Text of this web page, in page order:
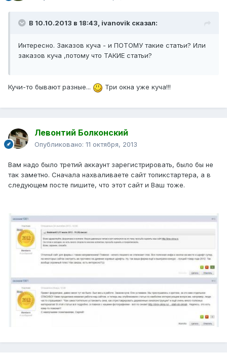
В 10.10.2013 в 18:43, ivanovik сказал:
Интересно. Заказов куча - и ПОТОМУ такие статьи? Или
заказов куча ,потому что ТАКИЕ статьи?
Кучи-то бывают разные... Три окна уже куча!!!
Левонтий Болконский
Опубликовано: 11 октября, 2013
Вам надо было третий аккаунт зарегистрировать, было бы не
так заметно. Сначала нахваливаете сайт топикстартера, а в
следующем посте пишите, что этот сайт и Ваш тоже.